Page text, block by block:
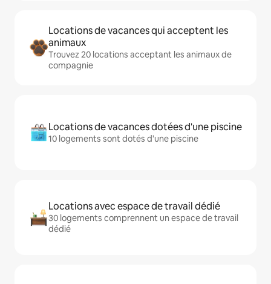
Locations de vacances qui acceptent les
animaux
Trouvez 20 locations acceptant les animaux de
compagnie
Locations de vacances dotées d'une piscine
10 logements sont dotés d'une piscine
Locations avec espace de travail dédié
30 logements comprennent un espace de travail
dédié